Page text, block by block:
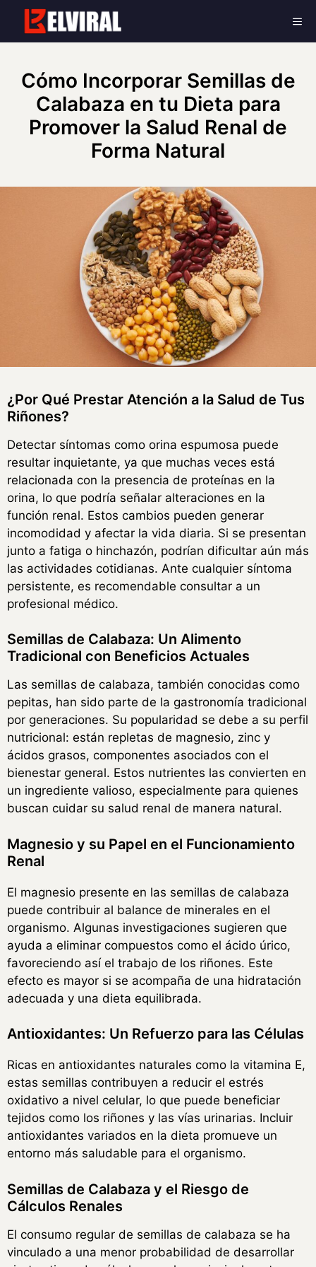
content
Cómo Incorporar Semillas de
Calabaza en tu Dieta para
Promover la Salud Renal de
Forma Natural
¿Por Qué Prestar Atención a la Salud de Tus
Riñones?
Detectar síntomas como orina espumosa puede
resultar inquietante, ya que muchas veces está
relacionada con la presencia de proteínas en la
orina, lo que podría señalar alteraciones en la
función renal. Estos cambios pueden generar
incomodidad y afectar la vida diaria. Si se presentan
junto a fatiga o hinchazón, podrían dificultar aún más
las actividades cotidianas. Ante cualquier síntoma
persistente, es recomendable consultar a un
profesional médico.
Semillas de Calabaza: Un Alimento
Tradicional con Beneficios Actuales
Las semillas de calabaza, también conocidas como
pepitas, han sido parte de la gastronomía tradicional
por generaciones. Su popularidad se debe a su perfil
nutricional: están repletas de magnesio, zinc y
ácidos grasos, componentes asociados con el
bienestar general. Estos nutrientes las convierten en
un ingrediente valioso, especialmente para quienes
buscan cuidar su salud renal de manera natural.
Magnesio y su Papel en el Funcionamiento
Renal
El magnesio presente en las semillas de calabaza
puede contribuir al balance de minerales en el
organismo. Algunas investigaciones sugieren que
ayuda a eliminar compuestos como el ácido úrico,
favoreciendo así el trabajo de los riñones. Este
efecto es mayor si se acompaña de una hidratación
adecuada y una dieta equilibrada.
Antioxidantes: Un Refuerzo para las Células
Ricas en antioxidantes naturales como la vitamina E,
estas semillas contribuyen a reducir el estrés
oxidativo a nivel celular, lo que puede beneficiar
tejidos como los riñones y las vías urinarias. Incluir
antioxidantes variados en la dieta promueve un
entorno más saludable para el organismo.
Semillas de Calabaza y el Riesgo de
Cálculos Renales
El consumo regular de semillas de calabaza se ha
vinculado a una menor probabilidad de desarrollar